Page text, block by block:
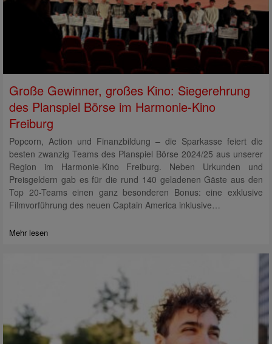
Große Gewinner, großes Kino: Siegerehrung
des Planspiel Börse im Harmonie-Kino
Freiburg
Popcorn, Action und Finanzbildung – die Sparkasse feiert die
besten zwanzig Teams des Planspiel Börse 2024/25 aus unserer
Region im Harmonie-Kino Freiburg. Neben Urkunden und
Preisgeldern gab es für die rund 140 geladenen Gäste aus den
Top 20-Teams einen ganz besonderen Bonus: eine exklusive
Filmvorführung des neuen Captain America inklusive…
Mehr lesen